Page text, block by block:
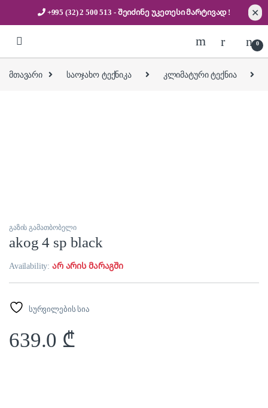
+995 (32) 2 500 513 - შეიძინე უკეთესიმარტივად ! ✕
0
მთავარი საოჯახო ტექნიკა კლიმატური ტექნია
გაზის გამათბობელი
akog 4 sp black
Availability:არ არის მარაგში
სურვილების სია
639.0 ₾